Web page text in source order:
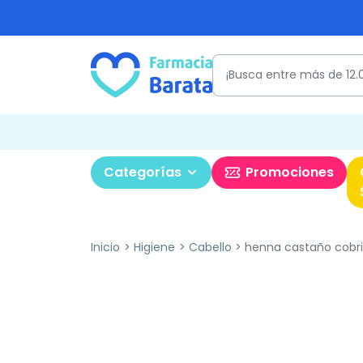
Categorías Promociones
Inicio Higiene Cabello henna castaño